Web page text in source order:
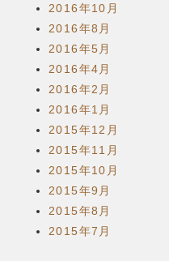
2016年10月
2016年8月
2016年5月
2016年4月
2016年2月
2016年1月
2015年12月
2015年11月
2015年10月
2015年9月
2015年8月
2015年7月